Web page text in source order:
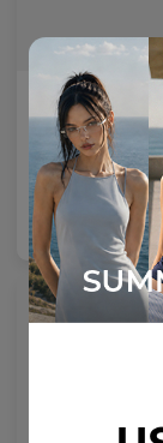
AETHER
Colours
US$